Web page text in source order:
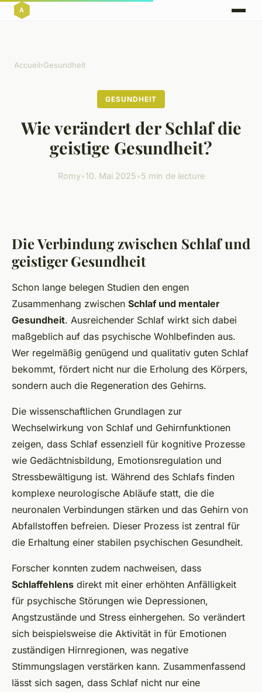
Accueil›Gesundheit
GESUNDHEIT
Wie verändert der Schlaf die
geistige Gesundheit?
Romy•10. Mai 2025•5 min de lecture
Die Verbindung zwischen Schlaf und
geistiger Gesundheit
Schon lange belegen Studien den engen
Zusammenhang zwischen Schlaf und mentaler
Gesundheit. Ausreichender Schlaf wirkt sich dabei
maßgeblich auf das psychische Wohlbefinden aus.
Wer regelmäßig genügend und qualitativ guten Schlaf
bekommt, fördert nicht nur die Erholung des Körpers,
sondern auch die Regeneration des Gehirns.
Die wissenschaftlichen Grundlagen zur
Wechselwirkung von Schlaf und Gehirnfunktionen
zeigen, dass Schlaf essenziell für kognitive Prozesse
wie Gedächtnisbildung, Emotionsregulation und
Stressbewältigung ist. Während des Schlafs finden
komplexe neurologische Abläufe statt, die die
neuronalen Verbindungen stärken und das Gehirn von
Abfallstoffen befreien. Dieser Prozess ist zentral für
die Erhaltung einer stabilen psychischen Gesundheit.
Forscher konnten zudem nachweisen, dass
Schlaffehlens direkt mit einer erhöhten Anfälligkeit
für psychische Störungen wie Depressionen,
Angstzustände und Stress einhergehen. So verändert
sich beispielsweise die Aktivität in für Emotionen
zuständigen Hirnregionen, was negative
Stimmungslagen verstärken kann. Zusammenfassend
lässt sich sagen, dass Schlaf nicht nur eine